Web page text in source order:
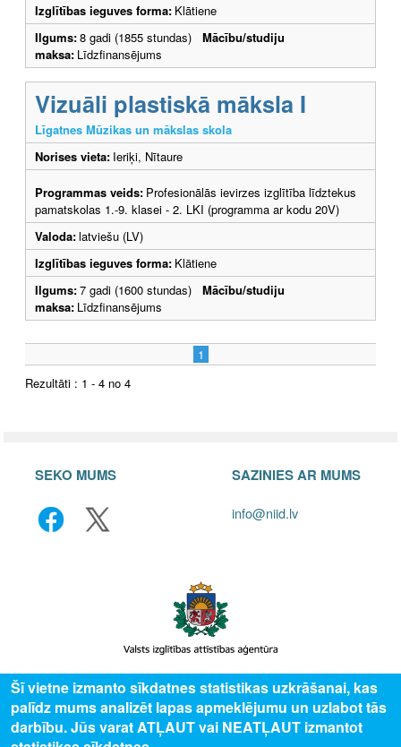
Izglītības ieguves forma: Klātiene
Ilgums:8 gadi (1855 stundas) Mācību/studiju
maksa: Līdzfinansējums
Vizuāli plastiskā māksla I
Līgatnes Mūzikas un mākslas skola
Norises vieta: Ieriķi, Nītaure
Programmas veids: Profesionālās ievirzes izglītība līdztekus
pamatskolas 1.-9. klasei - 2. LKI (programma ar kodu 20V)
Valoda:latviešu (LV)
Izglītības ieguves forma: Klātiene
Ilgums:7 gadi (1600 stundas) Mācību/studiju
maksa: Līdzfinansējums
1
Rezultāti : 1 - 4 no 4
SEKO MUMS SAZINIES AR MUMS
info@niid.lv
© 2025 Valsts izglītības attīstības aģentūra, publicētā satura visas tiesības
aizsargātas.
Šī vietne izmanto sīkdatnes statistikas uzkrāšanai, kas
palīdz mums analizēt lapas apmeklējumu un uzlabot tās
darbību. Jūs varat ATĻAUT vai NEATĻAUT izmantot